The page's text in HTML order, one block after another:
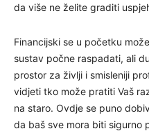
da više ne želite graditi
Financijski se u početku
sustav počne raspadati, ali
prostor za življi i smisleniji
vidjeti tko može pratiti Vaš
na staro. Ovdje se puno
da baš sve mora biti sigurno